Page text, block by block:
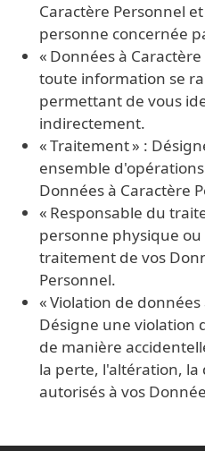
Caractère Personnel
personne concernée
« Données à
toute information se
permettant de vous
indirectement.
« Traitement » :
ensemble
Données à Caractère
« Responsable du
personne physique
traitement de vos
Personnel.
« Violation de
Désigne une violation
de manière
la perte, l'altération, la
autorisés à vos